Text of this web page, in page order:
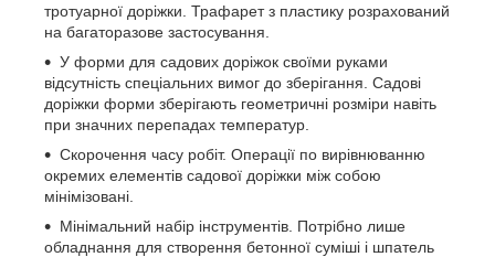
тротуарної доріжки. Трафарет з пластику розрахований
на багаторазове застосування.
У форми для садових доріжок своїми руками
відсутність спеціальних вимог до зберігання. Садові
доріжки форми зберігають геометричні розміри навіть
при значних перепадах температур.
Скорочення часу робіт. Операції по вирівнюванню
окремих елементів садової доріжки між собою
мінімізовані.
Мінімальний набір інструментів. Потрібно лише
обладнання для створення бетонної суміші і шпатель